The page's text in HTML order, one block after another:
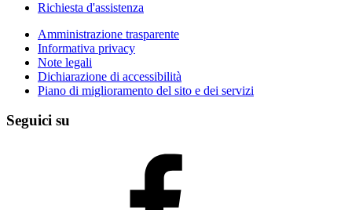
Richiesta d'assistenza
Amministrazione trasparente
Informativa privacy
Note legali
Dichiarazione di accessibilità
Piano di miglioramento del sito e dei servizi
Seguici su